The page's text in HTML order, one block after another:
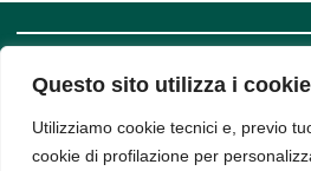
Questo sito utilizza i cookie
Utilizziamo cookie tecnici e, previo
cookie di profilazione per
SUPPORT
Privacy
Policy
INFO